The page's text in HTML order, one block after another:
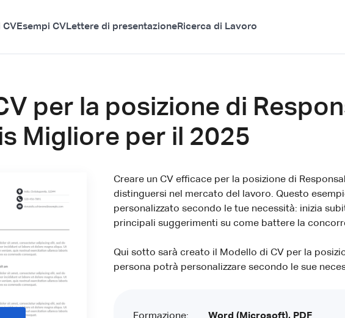
CVEsempi CVLettere di presentazioneRicerca di Lavoro
per la posizione di
Migliore per il 2025
Creare un CV efficace per la posizione di
distinguersi nel mercato del lavoro. Questo
personalizzato secondo le tue necessità: inizia
principali suggerimenti su come battere la
Qui sotto sarà creato il Modello di CV per la
persona potrà personalizzare secondo le sue
Formazione:
Word (Microsoft), PDF